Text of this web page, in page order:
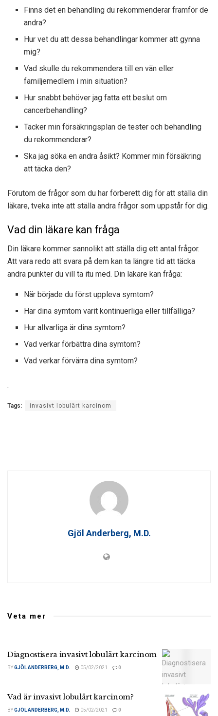
Finns det en behandling du rekommenderar framför de
andra?
Hur vet du att dessa behandlingar kommer att gynna
mig?
Vad skulle du rekommendera till en vän eller
familjemedlem i min situation?
Hur snabbt behöver jag fatta ett beslut om
cancerbehandling?
Täcker min försäkringsplan de tester och behandling
du rekommenderar?
Ska jag söka en andra åsikt? Kommer min försäkring
att täcka den?
Förutom de frågor som du har förberett dig för att ställa din
läkare, tveka inte att ställa andra frågor som uppstår för dig.
Vad din läkare kan fråga
Din läkare kommer sannolikt att ställa dig ett antal frågor.
Att vara redo att svara på dem kan ta längre tid att täcka
andra punkter du vill ta itu med. Din läkare kan fråga:
När började du först uppleva symtom?
Har dina symtom varit kontinuerliga eller tillfälliga?
Hur allvarliga är dina symtom?
Vad verkar förbättra dina symtom?
Vad verkar förvärra dina symtom?
.
Tags: invasivt lobulärt karcinom
Gjöl Anderberg, M.D.
Veta mer
Diagnostisera invasivt lobulärt karcinom
BYGJÖL ANDERBERG, M.D. 05/02/2021 0
Vad är invasivt lobulärt karcinom?
BYGJÖL ANDERBERG, M.D. 05/02/2021 0